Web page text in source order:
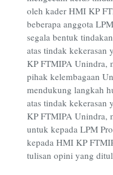
oleh kader HMI KP
beberapa anggota
segala bentuk
atas tindak
KP FTMIPA Unindra,
pihak kelembagaan
mendukung langkah
atas tindak
KP FTMIPA Unindra,
untuk kepada LPM
kepada HMI KP
tulisan opini yang